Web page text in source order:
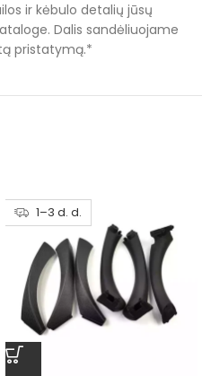
ir kėbulo detalių jūsų
Dalis sandėliuojame
pristatymą.*
1–3 d. d.